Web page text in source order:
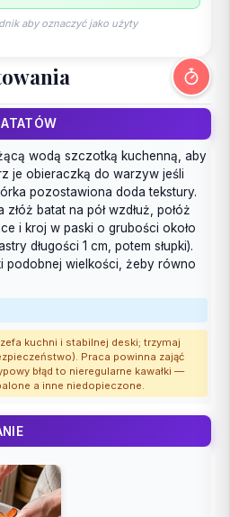
aby oznaczyć jako użyty
wodą szczotką kuchenną, aby
je obieraczką do warzyw jeśli
pozostawiona doda tekstury.
batat na pół wzdłuż, połóż
i kroj w paski o grubości około
długości 1 cm, potem słupki).
podobnej wielkości, żeby równo
kuchni i stabilnej deski; trzymaj
Praca powinna zająć
błąd to nieregularne kawałki —
a inne niedopieczone.